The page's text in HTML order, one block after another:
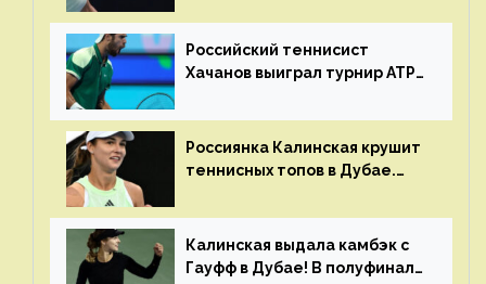
Российский теннисист
Хачанов выиграл турнир ATP
Россиянка Калинская крушит
теннисных топов в Дубае.
рейтинга
Калинская выдала камбэк с
Гауфф в Дубае! В полуфинале